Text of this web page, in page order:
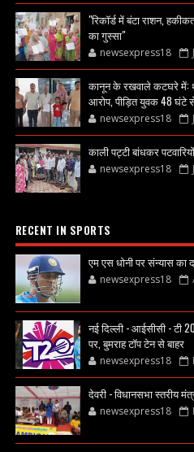
"रिकॉर्ड में बंटा राशन,
का गुस्सा"
newsexpress18
कानून के रखवाले कटघरे में:
आरोप, पीड़ित युवक 48 घंटे
newsexpress18
काली पट्टी बांधकर
newsexpress18
RECENT IN SPORTS
एम एस धोनी पर संन्यास का
newsexpress18
नई दिल्ली - आईसीसी - टी
पर, बुमराह टॉप टेन से बाहर
newsexpress18
देवरी - विधानसभा स्तरीय
newsexpress18